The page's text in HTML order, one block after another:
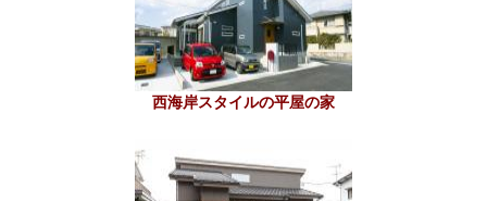
西海岸スタイルの平屋の家